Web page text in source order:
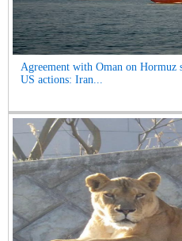
Agreement with Oman on Hormuz
US actions: Iran...